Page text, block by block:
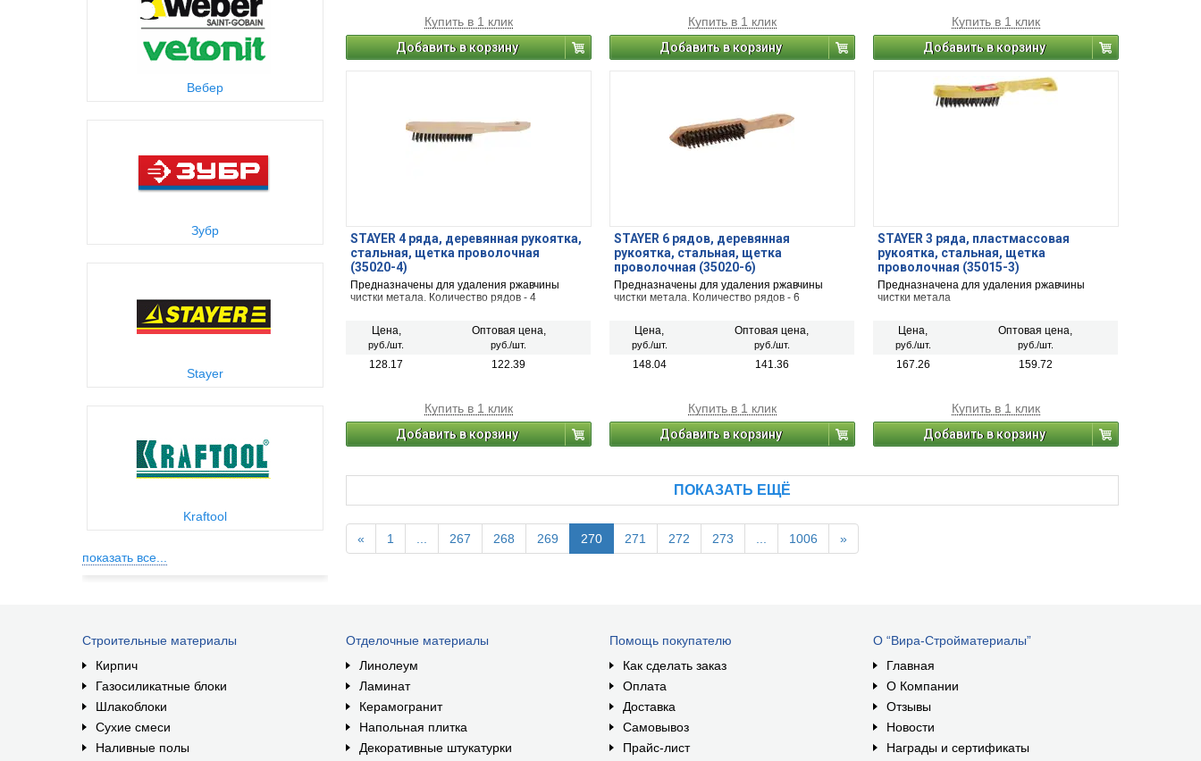
Вебер
Зубр
Stayer
Kraftool
показать все...
Купить в 1 клик
Добавить в корзину
Купить в 1 клик
Добавить в корзину
Купить в 1 клик
Добавить в корзину
STAYER 4 ряда, деревянная рукоятка,
стальная, щетка проволочная
(35020-4)
Предназначены для удаления ржавчины
чистки метала. Количество рядов - 4
Цена,
руб./шт.
Оптовая цена,
руб./шт.
128.17 122.39
Купить в 1 клик
Добавить в корзину
STAYER 6 рядов, деревянная
рукоятка, стальная, щетка
проволочная (35020-6)
Предназначены для удаления ржавчины
чистки метала. Количество рядов - 6
Цена,
руб./шт.
Оптовая цена,
руб./шт.
148.04 141.36
Купить в 1 клик
Добавить в корзину
STAYER 3 ряда, пластмассовая
рукоятка, стальная, щетка
проволочная (35015-3)
Предназначена для удаления ржавчины
чистки метала
Цена,
руб./шт.
Оптовая цена,
руб./шт.
167.26 159.72
Купить в 1 клик
Добавить в корзину
ПОКАЗАТЬ ЕЩЁ
« 1 267 268 269 270 271 272 273 1006 »
Строительные материалы
Кирпич
Газосиликатные блоки
Шлакоблоки
Сухие смеси
Наливные полы
Отделочные материалы
Линолеум
Ламинат
Керамогранит
Напольная плитка
Декоративные штукатурки
Помощь покупателю
Как сделать заказ
Оплата
Доставка
Самовывоз
Прайс-лист
О “Вира-Стройматериалы”
Главная
О Компании
Отзывы
Новости
Награды и сертификаты